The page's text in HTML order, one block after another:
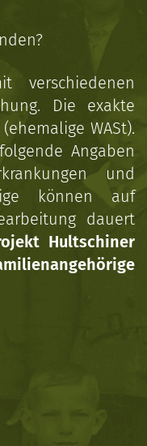
verschiedenen
Die exakte
WASt).
Angaben
und
können auf
dauert
Hultschiner